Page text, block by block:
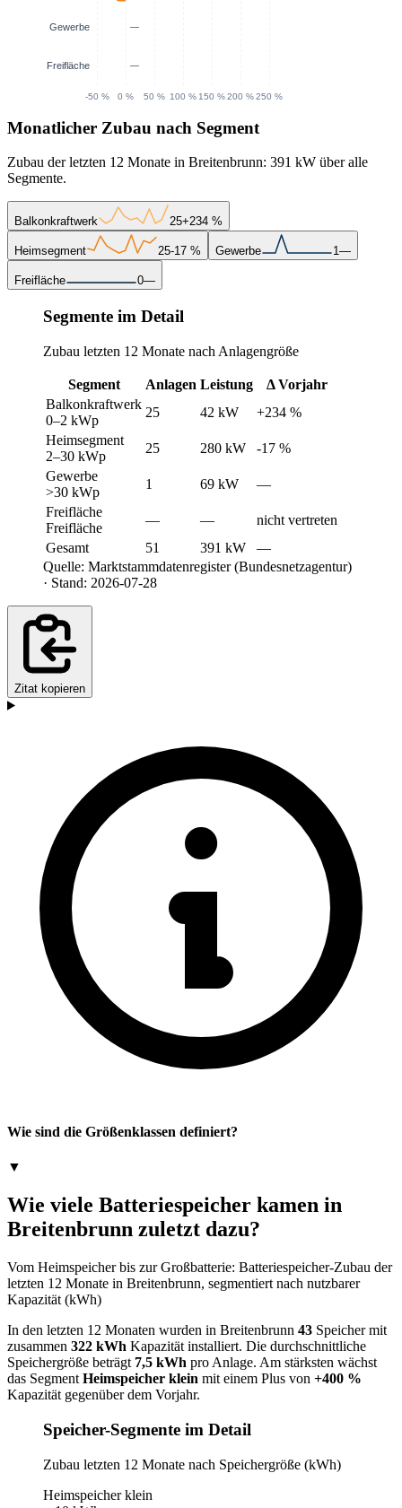
Monatlicher Zubau nach Segment
Zubau der letzten 12 Monate in Breitenbrunn: 391 kW über alle
Segmente.
Balkonkraftwerk 25+234 %
Heimsegment 25-17 % Gewerbe 1—
Freifläche 0—
Segmente im Detail
Zubau letzten 12 Monate nach Anlagengröße
Segment Anlagen Leistung
Δ Vorjahr
Balkonkraftwerk
0–2 kWp
25 42 kW
+234 %
Heimsegment
2–30 kWp
25 280 kW
-17 %
Gewerbe
>30 kWp
1 69 kW
—
Freifläche
Freifläche
— —
nicht vertreten
Gesamt
51 391 kW
—
Quelle: Marktstammdatenregister (Bundesnetzagentur)
· Stand: 2026-07-28
Zitat kopieren
Wie sind die Größenklassen definiert?
▼
Wie viele Batteriespeicher kamen in
Breitenbrunn zuletzt dazu?
Vom Heimspeicher bis zur Großbatterie: Batteriespeicher-Zubau der
letzten 12 Monate in Breitenbrunn, segmentiert nach nutzbarer
Kapazität (kWh)
In den letzten 12 Monaten wurden in Breitenbrunn 43 Speicher mit
zusammen 322 kWh Kapazität installiert. Die durchschnittliche
Speichergröße beträgt 7,5 kWh pro Anlage. Am stärksten wächst
das Segment Heimspeicher klein mit einem Plus von +400 %
Kapazität gegenüber dem Vorjahr.
Speicher-Segmente im Detail
Zubau letzten 12 Monate nach Speichergröße (kWh)
Heimspeicher klein